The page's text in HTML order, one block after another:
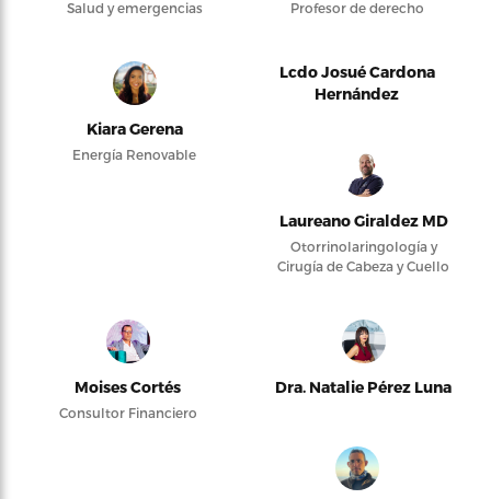
Salud y emergencias Profesor de derecho
Kiara Gerena
Energía Renovable
Lcdo Josué Cardona
Hernández
Laureano Giraldez MD
Otorrinolaringología y
Cirugía de Cabeza y Cuello
Moises Cortés
Consultor Financiero
Dra. Natalie Pérez Luna